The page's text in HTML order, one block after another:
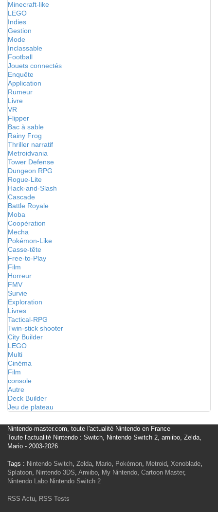
Minecraft-like
LEGO
Indies
Gestion
Mode
Inclassable
Football
Jouets connectés
Enquête
Application
Rumeur
Livre
VR
Flipper
Bac à sable
Rainy Frog
Thriller narratif
Metroidvania
Tower Defense
Dungeon RPG
Rogue-Lite
Hack-and-Slash
Cascade
Battle Royale
Moba
Coopération
Mecha
Pokémon-Like
Casse-tête
Free-to-Play
Film
Horreur
FMV
Survie
Exploration
Livres
Tactical-RPG
Twin-stick shooter
City Builder
LEGO
Multi
Cinéma
Film
console
Autre
Deck Builder
Jeu de plateau
Nintendo-master.com, toute l'actualité Nintendo en France
Toute l'actualité Nintendo : Switch, Nintendo Switch 2, amiibo, Zelda,
Mario - 2003-2026
Tags : Nintendo Switch, Zelda, Mario, Pokémon, Metroid, Xenoblade,
Splatoon, Nintendo 3DS, Amiibo, My Nintendo, Cartoon Master,
Nintendo Labo Nintendo Switch 2
RSS Actu, RSS Tests